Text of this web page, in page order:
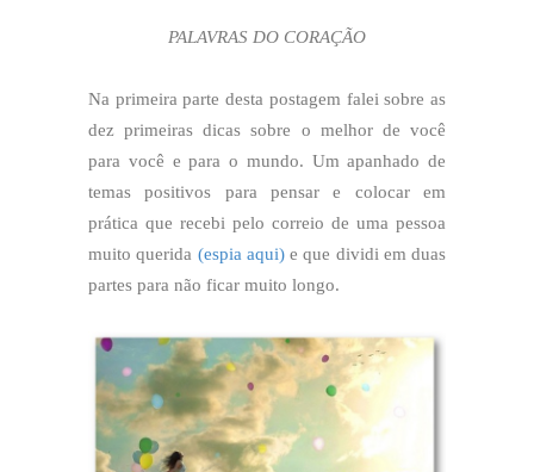
PALAVRAS DO CORAÇÃO
Na primeira parte desta postagem falei sobre as
dez primeiras dicas sobre o melhor de você
para você e para o mundo. Um apanhado de
temas positivos para pensar e colocar em
prática que recebi pelo correio de uma pessoa
muito querida (espia aqui)e que dividi em duas
partes para não ficar muito longo.